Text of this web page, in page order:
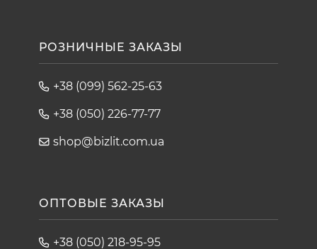
РОЗНИЧНЫЕ ЗАКАЗЫ
+38 (099) 562-25-63
+38 (050) 226-77-77
shop@bizlit.com.ua
ОПТОВЫЕ ЗАКАЗЫ
+38 (050) 218-95-95